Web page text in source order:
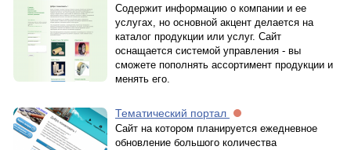
Содержит информацию о компании и ее
услугах, но основной акцент делается на
каталог продукции или услуг. Сайт
оснащается системой управления - вы
сможете пополнять ассортимент продукции и
менять его.
Тематический портал
Сайт на котором планируется ежедневное
обновление большого количества